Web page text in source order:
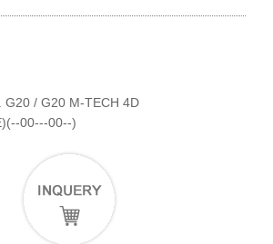
G20 / G20 M-TECH 4D
00---00--)